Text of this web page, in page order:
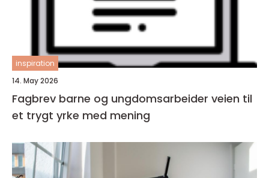
inspiration
14. May 2026
Fagbrev barne og ungdomsarbeider veien til
et trygt yrke med mening